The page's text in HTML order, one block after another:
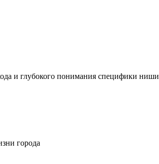
и глубокого понимания специфики ниши
города